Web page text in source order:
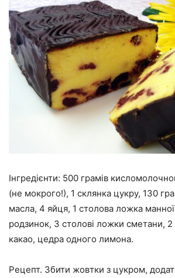
Інгредієнти: 500 грамів
(не мокрого!), 1 склянка цукру, 130
масла, 4 яйця, 1 столова ложка
родзинок, 3 столові ложки сметани, 2
какао, цедра одного лимона.
Рецепт. Збити жовтки з цукром,